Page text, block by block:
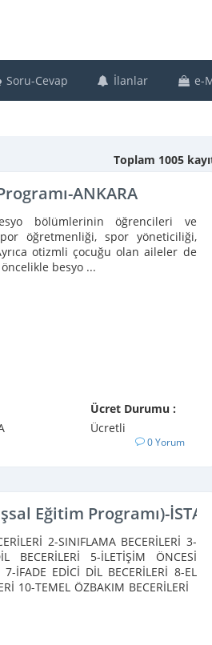
Soru-Cevap İlanlar e-
Toplam 1005
ANKARA
bölümlerinin öğrencileri ve
öğretmenliği, spor yöneticiliği,
otizmli çocuğu olan aileler de
besyo ...
Ücret Durumu :
Ücretli
0 Yorum
Eğitim Programı)-
2-SINIFLAMA BECERİLERİ 3-
BECERİLERİ 5-İLETİŞİM ÖNCESİ
7-İFADE EDİCİ DİL BECERİLERİ 8-EL
10-TEMEL ÖZBAKIM BECERİLERİ